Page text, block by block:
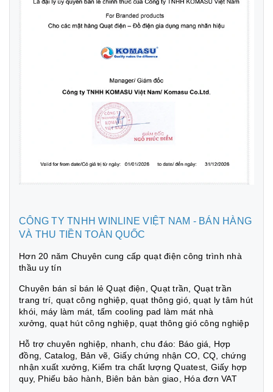
CÔNG TY TNHH WINLINE VIỆT NAM - BÁN HÀNG
VÀ THU TIỀN TOÀN QUỐC
Hơn 20 năm Chuyên cung cấp quạt điện công trình nhà
thầu uy tín
Chuyên bán sỉ bán lẻ Quạt điện, Quạt trần, Quạt trần
trang trí, quạt công nghiệp, quạt thông gió, quạt ly tâm hút
khói, máy làm mát, tấm cooling pad làm mát nhà
xưởng, quạt hút công nghiệp, quạt thông gió công nghiệp
Hỗ trợ chuyên nghiệp, nhanh, chu đáo: Báo giá, Hợp
đồng, Catalog, Bản vẽ, Giấy chứng nhận CO, CQ, chứng
nhận xuất xưởng, Kiểm tra chất lượng Quatest, Giấy hợp
quy, Phiếu bảo hành, Biên bản bàn giao, Hóa đơn VAT